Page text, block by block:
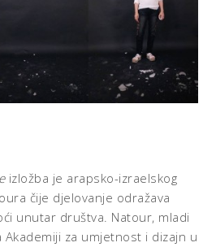
izložba je arapsko-izraelskog
čije djelovanje odražava
unutar društva. Natour, mladi
za umjetnost i dizajn u